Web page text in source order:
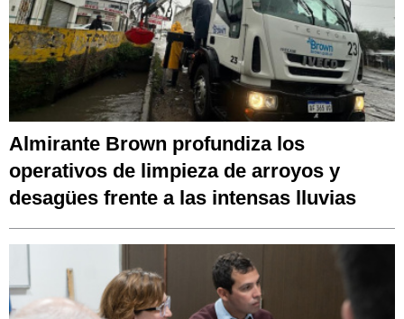
Almirante Brown profundiza los
operativos de limpieza de arroyos y
desagües frente a las intensas lluvias